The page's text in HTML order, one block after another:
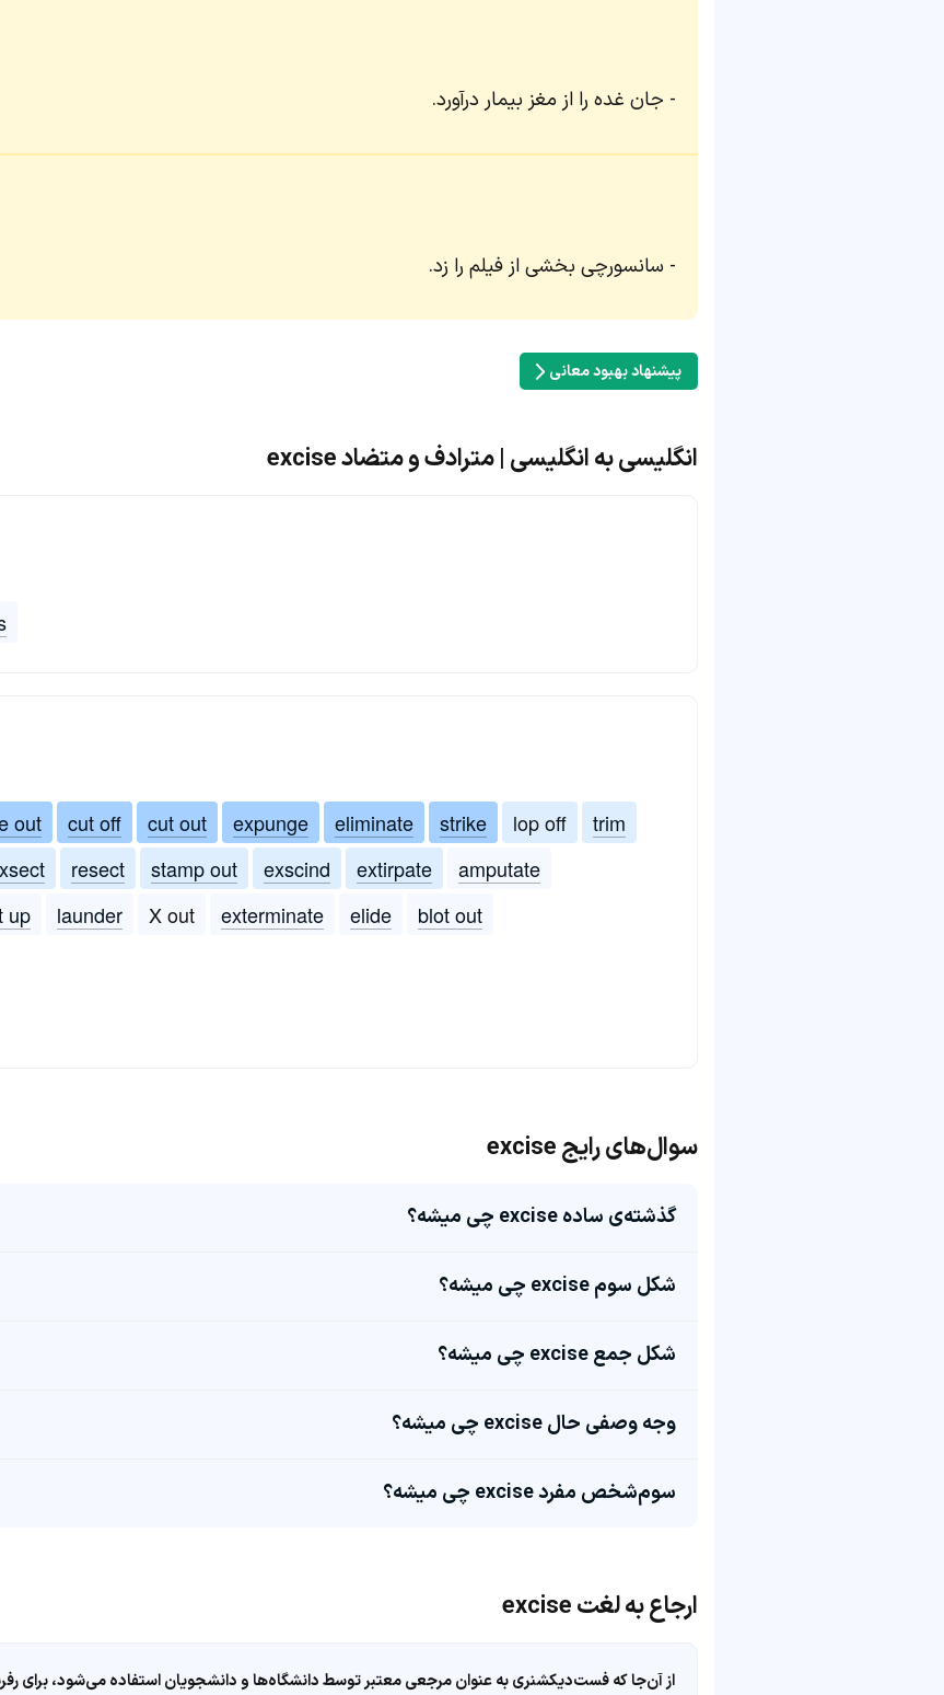
جان غده را از مغز بیمار درآورد.
سانسورچی بخشی از فیلم را زد.
پیشنهاد بهبود معانی
انگلیسی به انگلیسی | مترادف و متضاد excise
out cut off cut out expunge eliminate strike lop off
trim
resect stamp out exscind extirpate
amputate
up launder X out exterminate elide blot out
سوال‌های رایج excise
گذشته‌ی ساده excise چی میشه؟
شکل سوم excise چی میشه؟
شکل جمع excise چی میشه؟
وجه وصفی حال excise چی میشه؟
سوم‌شخص مفرد excise چی میشه؟
ارجاع به لغت excise
از آن‌جا که فست‌دیکشنری به عنوان مرجعی معتبر توسط دانشگاه‌ها و دانشجویان استفاده می‌شود، برای